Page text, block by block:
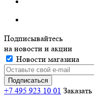
Подписывайтесь
на новости и акции
Новости магазина
+7 495 923 10 01